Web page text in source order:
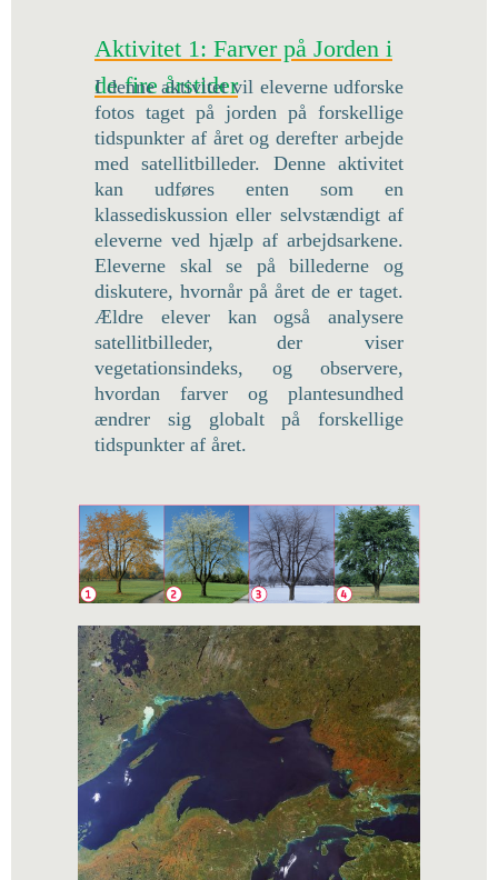
Aktivitet 1: Farver på Jorden i
de fire årstider
I denne aktivitet vil eleverne udforske
fotos taget på jorden på forskellige
tidspunkter af året og derefter arbejde
med satellitbilleder. Denne aktivitet
kan udføres enten som en
klassediskussion eller selvstændigt af
eleverne ved hjælp af arbejdsarkene.
Eleverne skal se på billederne og
diskutere, hvornår på året de er taget.
Ældre elever kan også analysere
satellitbilleder, der viser
vegetationsindeks, og observere,
hvordan farver og plantesundhed
ændrer sig globalt på forskellige
tidspunkter af året.